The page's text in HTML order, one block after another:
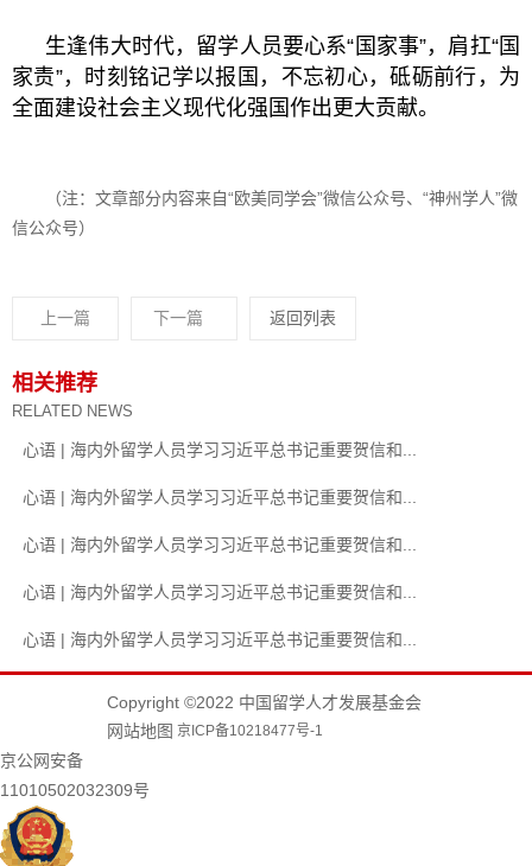
生逢伟大时代，留学人员要心系“国家事”，肩扛“国
家责”，时刻铭记学以报国，不忘初心，砥砺前行，为
全面建设社会主义现代化强国作出更大贡献。
（注：文章部分内容来自“欧美同学会”微信公众号、“神州学人”微
信公众号）
上一篇 下一篇 返回列表
相关推荐
RELATED NEWS
心语 | 海内外留学人员学习习近平总书记重要贺信和...
心语 | 海内外留学人员学习习近平总书记重要贺信和...
心语 | 海内外留学人员学习习近平总书记重要贺信和...
心语 | 海内外留学人员学习习近平总书记重要贺信和...
心语 | 海内外留学人员学习习近平总书记重要贺信和...
Copyright ©2022 中国留学人才发展基金会
网站地图 京ICP备10218477号-1
京公网安备
11010502032309号